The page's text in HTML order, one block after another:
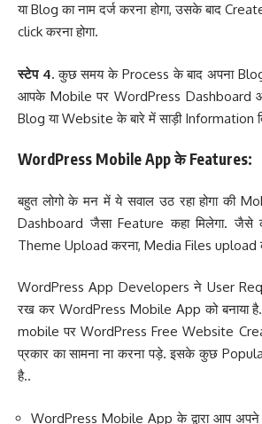
या Blog का नाम दर्ज करना होगा, उसके बाद
click करना होगा.
स्टेप 4.कुछ समय के Process के बाद अपना
आपके Mobile पर WordPress Dashboard
Blog या Website के बारे में साड़ी Information
WordPress Mobile App के Features:
बहुत लोगो के मन में ये सवाल उठ रहा होगा की
Dashboard जैसा Feature कहा मिलेगा. जैसे
Theme Upload करना, Media Files upload
WordPress App Developers ने User
रख कर WordPress Mobile App को बनाया है.
mobile पर WordPress Free Website
प्रकार का सामना ना करना पड़े. इसके कुछ
है..
WordPress Mobile App के द्वारा आप